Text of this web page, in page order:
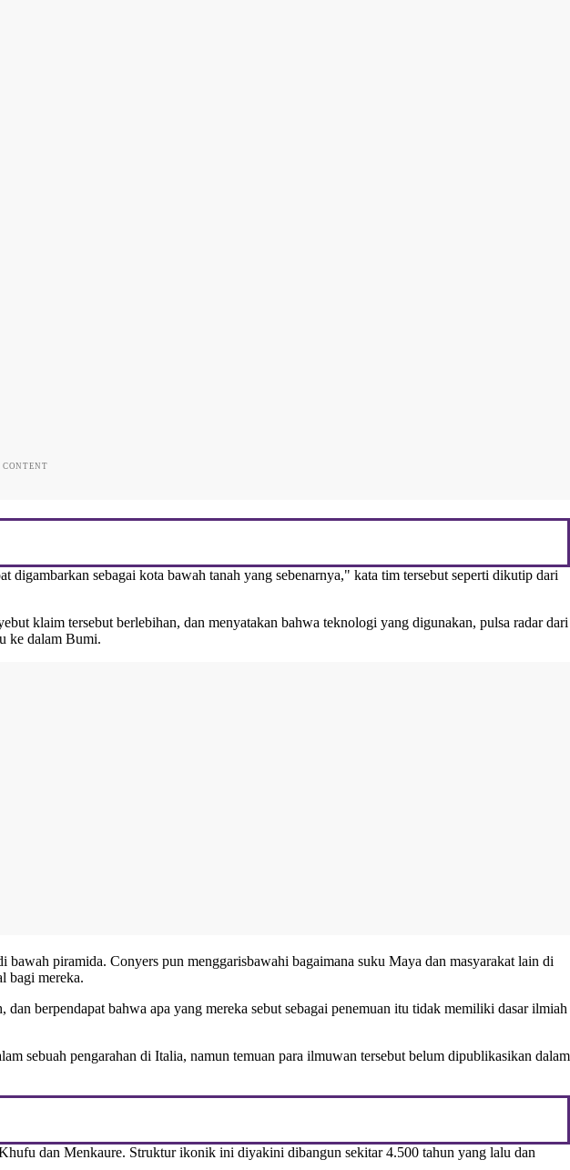
sebagai kota bawah tanah yang sebenarnya," kata tim tersebut seperti dikutip dari
klaim tersebut berlebihan, dan menyatakan bahwa teknologi yang digunakan, pulsa radar dari
ke dalam Bumi.
piramida. Conyers pun menggarisbawahi bagaimana suku Maya dan masyarakat lain di
bagi mereka.
berpendapat bahwa apa yang mereka sebut sebagai penemuan itu tidak memiliki dasar ilmiah
sebuah pengarahan di Italia, namun temuan para ilmuwan tersebut belum dipublikasikan dalam
dan Menkaure. Struktur ikonik ini diyakini dibangun sekitar 4.500 tahun yang lalu dan